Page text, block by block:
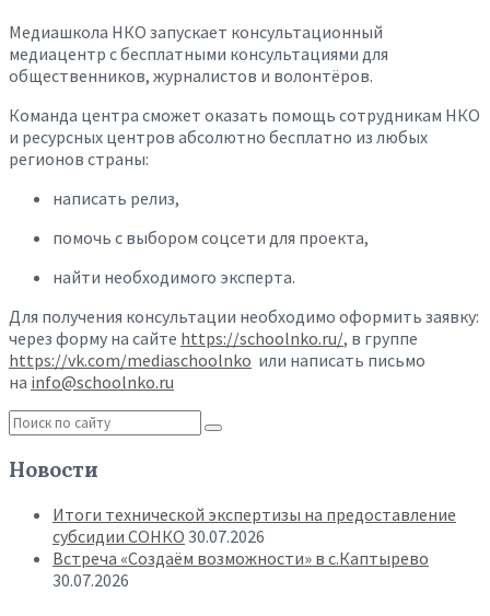
Медиашкола НКО запускает консультационный
медиацентр с бесплатными консультациями для
общественников, журналистов и волонтёров.
Команда центра сможет оказать помощь сотрудникам НКО
и ресурсных центров абсолютно бесплатно из любых
регионов страны:
написать релиз,
помочь с выбором соцсети для проекта,
найти необходимого эксперта.
Для получения консультации необходимо оформить заявку:
через форму на сайте https://schoolnko.ru/, в группе
https://vk.com/mediaschoolnko или написать письмо
на info@schoolnko.ru
Новости
Итоги технической экспертизы на предоставление
субсидии СОНКО 30.07.2026
Встреча «Создаём возможности» в с.Каптырево
30.07.2026